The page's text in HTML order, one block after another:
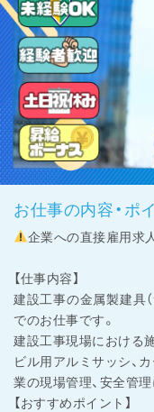
お仕事の内容・ポ
企業への直接雇用求
【仕事内容】
建設工事の金属製建具
でのお仕事です。
建設工事現場における
ビル用アルミサッシ、
業の現場管理、安全管
【おすすめポイント】